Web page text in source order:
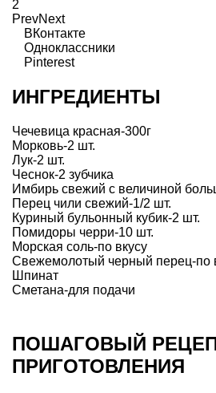
2
PrevNext
ВКонтакте
Одноклассники
Pinterest
ИНГРЕДИЕНТЫ
Чечевица красная-300г
Морковь-2 шт.
Лук-2 шт.
Чеснок-2 зубчика
Имбирь свежий с величиной
Перец чили свежий-1/2 шт.
Куриный бульонный кубик-2 шт.
Помидоры черри-10 шт.
Морская соль-по вкусу
Свежемолотый черный перец-по
Шпинат
Сметана-для подачи
ПОШАГОВЫЙ
ПРИГОТОВЛЕНИЯ